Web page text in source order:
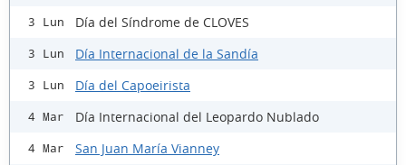
3 Lun Día del Síndrome de CLOVES
3 Lun Día Internacional de la Sandía
3 Lun Día del Capoeirista
4 Mar Día Internacional del Leopardo Nublado
4 Mar San Juan María Vianney